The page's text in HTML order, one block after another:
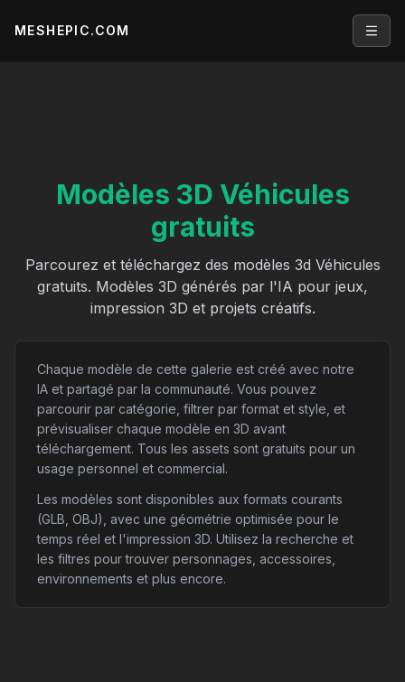
MESHEPIC.COM
Modèles 3D Véhicules
gratuits
Parcourez et téléchargez des modèles 3d Véhicules
gratuits. Modèles 3D générés par l'IA pour jeux,
impression 3D et projets créatifs.
Chaque modèle de cette galerie est créé avec notre
IA et partagé par la communauté. Vous pouvez
parcourir par catégorie, filtrer par format et style, et
prévisualiser chaque modèle en 3D avant
téléchargement. Tous les assets sont gratuits pour un
usage personnel et commercial.
Les modèles sont disponibles aux formats courants
(GLB, OBJ), avec une géométrie optimisée pour le
temps réel et l'impression 3D. Utilisez la recherche et
les filtres pour trouver personnages, accessoires,
environnements et plus encore.